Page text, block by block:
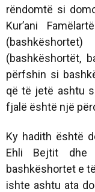
rëndomtë si
Kur’ani
(bashkëshortët,
përfshin si
që të jetë ashtu
fjalë është një
Ky hadith është
Ehli Bejtit
bashkëshortet e
ishte ashtu ata